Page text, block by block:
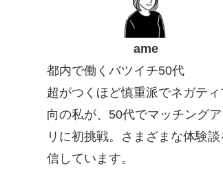
ame
都内で働くバツイチ50代
超がつくほど慎重派でネガテ
向の私が、50代でマッチング
リに初挑戦。さまざまな体験談
信しています。